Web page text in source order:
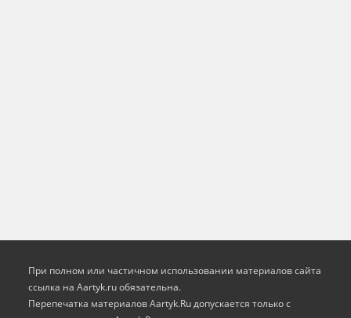
При полном или частичном использовании материалов сайта
ссылка на Aartyk.ru oбязательна.
Перепечатка материалов Aartyk.Ru допускается только с